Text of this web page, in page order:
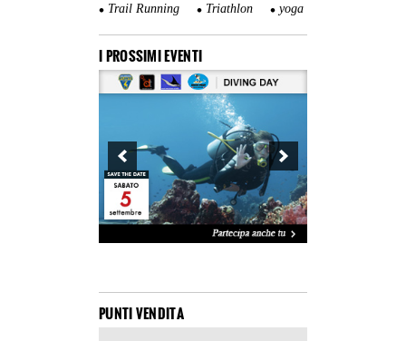
Trail Running
Triathlon yoga
I PROSSIMI EVENTI
PUNTI VENDITA